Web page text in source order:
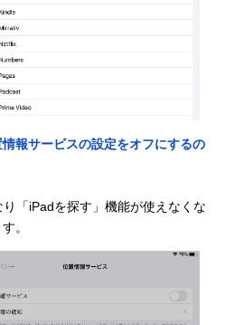
報サービスの設定をオフにするの
「iPadを探す」機能が使えなくな
。